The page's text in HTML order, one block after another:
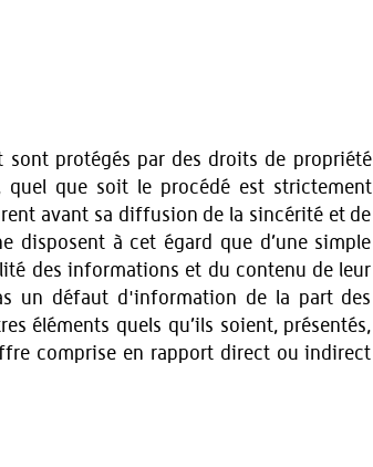
sont protégés par des droits de propriété
que soit le procédé est strictement
avant sa diffusion de la sincérité et de
disposent à cet égard que d’une simple
des informations et du contenu de leur
un défaut d'information de la part des
éléments quels qu’ils soient, présentés,
comprise en rapport direct ou indirect